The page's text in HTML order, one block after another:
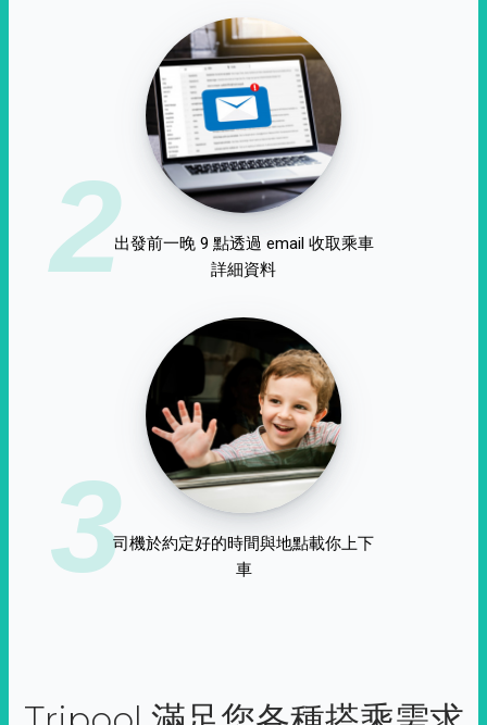
2出發前一晚 9 點透過 email 收取乘車
詳細資料
3司機於約定好的時間與地點載你上下
車